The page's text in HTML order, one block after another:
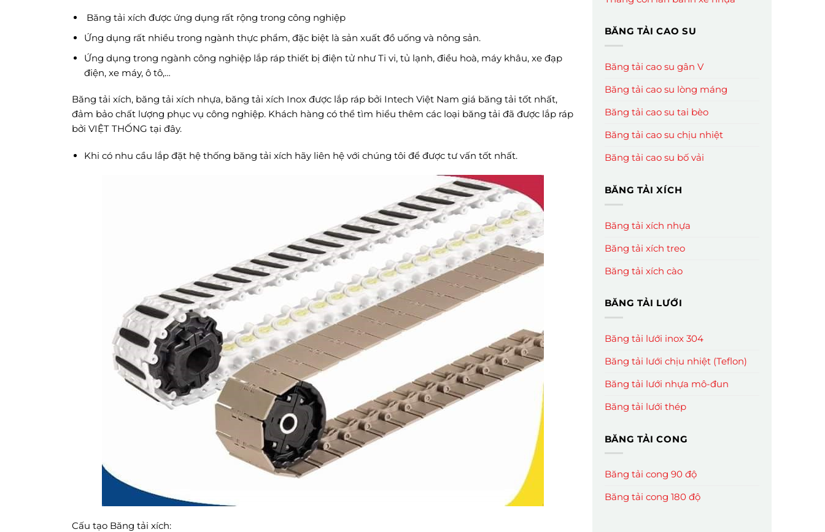
Băng tải xích được ứng dụng rất rộng trong công nghiệp
Ứng dụng rất nhiều trong ngành thực phẩm, đặc biệt là sản xuất đồ uống và nông sản.
Ứng dụng trong ngành công nghiệp lắp ráp thiết bị điện tử như Ti vi, tủ lạnh, điều hoà, máy khâu, xe đạp
điện, xe máy, ô tô,…
Băng tải xích, băng tải xích nhựa, băng tải xích Inox được lắp ráp bởi Intech Việt Nam giá băng tải tốt nhất,
đảm bảo chất lượng phục vụ công nghiệp. Khách hàng có thể tìm hiểu thêm các loại băng tải đã được lắp ráp
bởi VIỆT THỐNG tại đây.
Khi có nhu cầu lắp đặt hệ thống băng tải xích hãy liên hệ với chúng tôi để được tư vấn tốt nhất.
Cấu tạo Băng tải xích:
BĂNG TẢI CAO SU
Băng tải cao su gân V
Băng tải cao su lòng máng
Băng tải cao su tai bèo
Băng tải cao su chịu nhiệt
Băng tải cao su bố vải
BĂNG TẢI XÍCH
Băng tải xích nhựa
Băng tải xích treo
Băng tải xích cào
BĂNG TẢI LƯỚI
Băng tải lưới inox 304
Băng tải lưới chịu nhiệt (Teflon)
Băng tải lưới nhựa mô-đun
Băng tải lưới thép
BĂNG TẢI CONG
Băng tải cong 90 độ
Băng tải cong 180 độ